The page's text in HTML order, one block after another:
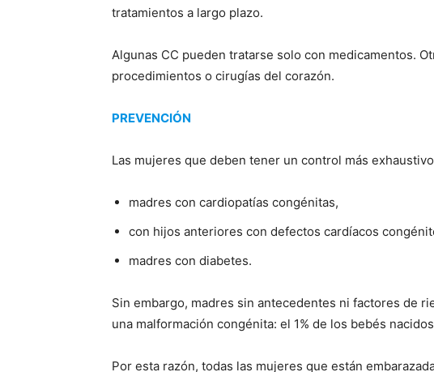
tratamientos a largo plazo.
Algunas CC pueden tratarse solo con medicamentos.
procedimientos o cirugías del corazón.
PREVENCIÓN
Las mujeres que deben tener un control más
madres con cardiopatías congénitas,
con hijos anteriores con defectos cardíacos
madres con diabetes.
Sin embargo, madres sin antecedentes ni factores de
una malformación congénita: el 1% de los bebés
Por esta razón, todas las mujeres que están